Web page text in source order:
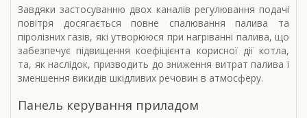
Завдяки застосуванню двох каналів регулювання подачі
повітря досягається повне спалювання палива та
піролізних газів, які утворююся при нагріванні палива, що
забезпечує підвищення коефіцієнта корисної дії котла,
та, як наслідок, призводить до зниження витрат палива і
зменшення викидів шкідливих речовин в атмосферу.
Панель керування приладом